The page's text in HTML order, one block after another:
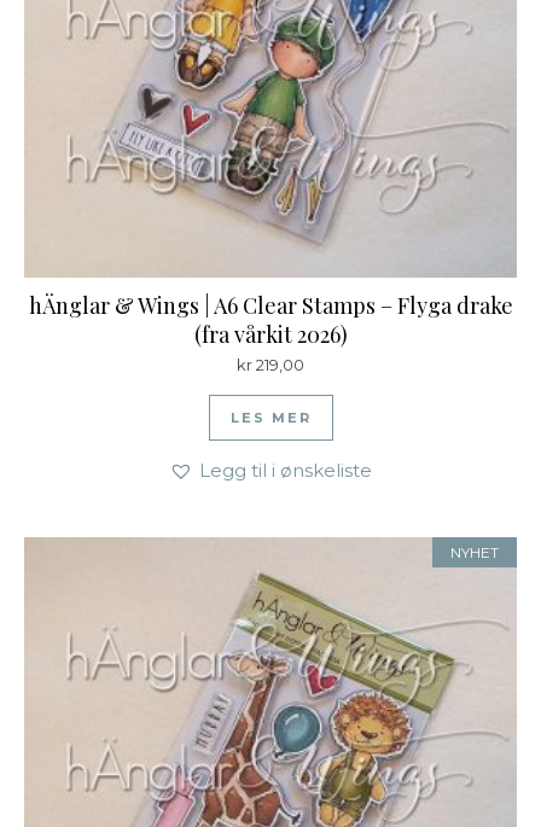
hÄnglar & Wings | A6 Clear Stamps – Flyga drake
(fra vårkit 2026)
kr219,00
LES MER
Legg til i ønskeliste
NYHET